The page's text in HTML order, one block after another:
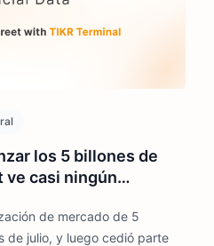
los 5 billones de
ve casi ningún
de mercado de 5
de julio, y luego cedió parte